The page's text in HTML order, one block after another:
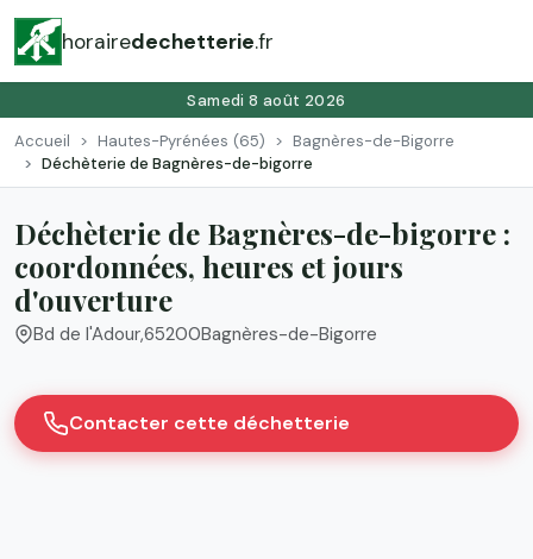
horairedechetterie.fr
Samedi 8 août 2026
Accueil Hautes-Pyrénées (65)
Bagnères-de-Bigorre
Déchèterie de Bagnères-de-bigorre
Déchèterie de Bagnères-de-bigorre :
coordonnées, heures et jours
d'ouverture
Bd de l'Adour,65200Bagnères-de-Bigorre
Contacter cette déchetterie